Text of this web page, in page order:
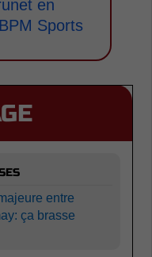
en
Sports
entre
ça brasse